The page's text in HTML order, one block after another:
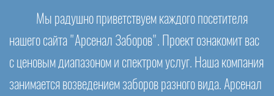
Мы радушно приветствуем каждого посетителя
нашего сайта "Арсенал Заборов". Проект ознакомит вас
с ценовым диапазоном и спектром услуг. Наша компания
занимается возведением заборов разного вида. Арсенал